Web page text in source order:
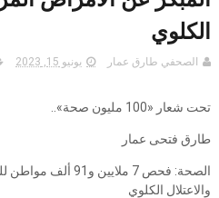
الكلوي
الصحفي طارق عمار يونيو 15, 2023
تحت شعار «100 مليون صحة»..
طارق فتحى عمار
الصحة: فحص 7
والاعتلال الكلوي